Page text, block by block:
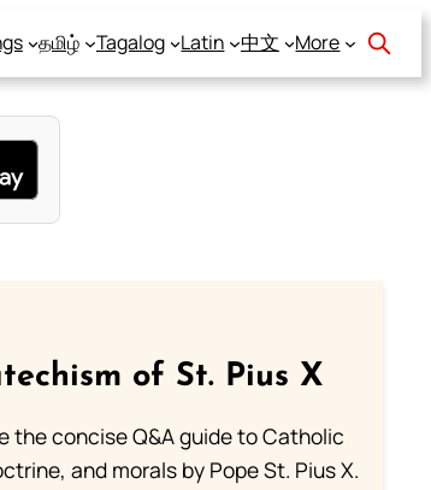
தமிழ் Tagalog Latin 中文 More
of St. Pius X
the concise Q&A guide to Catholic
and morals by Pope St. Pius X.